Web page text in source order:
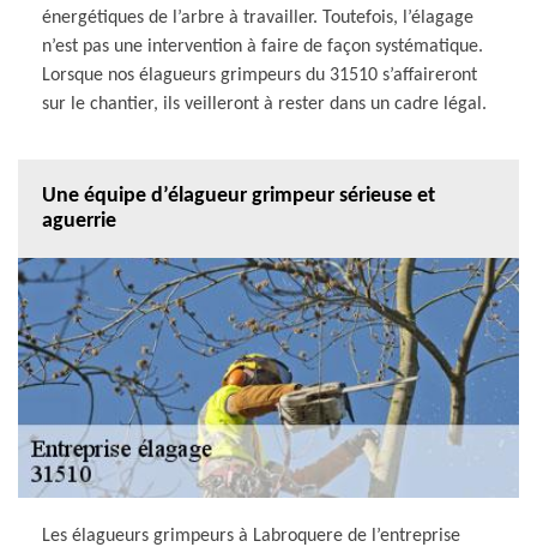
énergétiques de l’arbre à travailler. Toutefois, l’élagage
n’est pas une intervention à faire de façon systématique.
Lorsque nos élagueurs grimpeurs du 31510 s’affaireront
sur le chantier, ils veilleront à rester dans un cadre légal.
Une équipe d’élagueur grimpeur sérieuse et
aguerrie
Les élagueurs grimpeurs à Labroquere de l’entreprise